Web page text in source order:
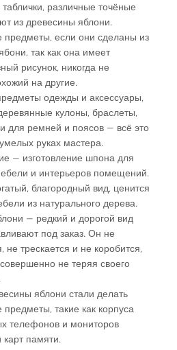
различные точёные
из древесины яблони.
предметы, если они сделаны из
так как она имеет
рисунок, никогда не
на другие.
одежды и аксессуары,
кулоны, браслеты,
для ремней и поясов — всё это
руках мастера.
— изготовление шпона для
и интерьеров помещений.
благородный вид, ценится
из натурального дерева.
— редкий и дорогой вид
под заказ. Он не
не трескается и не коробится,
не теряя своего
яблони стали делать
такие как корпуса
телефонов и мониторов
памяти.